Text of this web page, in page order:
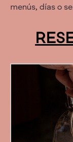
menús, días o